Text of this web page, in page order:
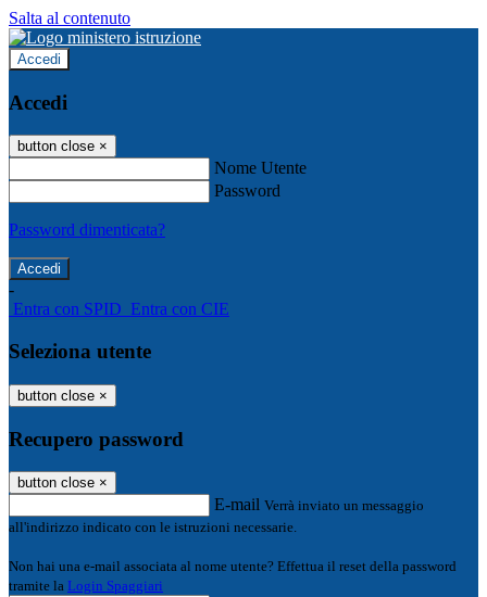
Salta al contenuto
Accedi
Accedi
button close ×
Nome Utente
Password
Password dimenticata?
-
Entra con SPID Entra con CIE
Seleziona utente
button close ×
Recupero password
button close ×
E-mail Verrà inviato un messaggio
all'indirizzo indicato con le istruzioni necessarie.
Non hai una e-mail associata al nome utente? Effettua il reset della password
tramite la Login Spaggiari